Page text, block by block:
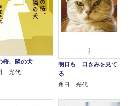
桜、隣の犬
光代
明日も一日きみを見て
る
角田 光代